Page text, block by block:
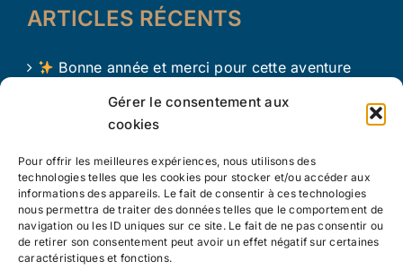
Gérer le consentement aux
cookies
Pour offrir les meilleures expériences, nous utilisons des
technologies telles que les cookies pour stocker et/ou accéder aux
informations des appareils. Le fait de consentir à ces technologies
nous permettra de traiter des données telles que le comportement de
navigation ou les ID uniques sur ce site. Le fait de ne pas consentir ou
de retirer son consentement peut avoir un effet négatif sur certaines
caractéristiques et fonctions.
ARTICLES RÉCENTS
Bonne année et merci pour cette aventure
avec Le Trésor d’Aaron !
Le Trésor d Aaron en 2024 !
L’apprentissage par le jeu chez les tout petits